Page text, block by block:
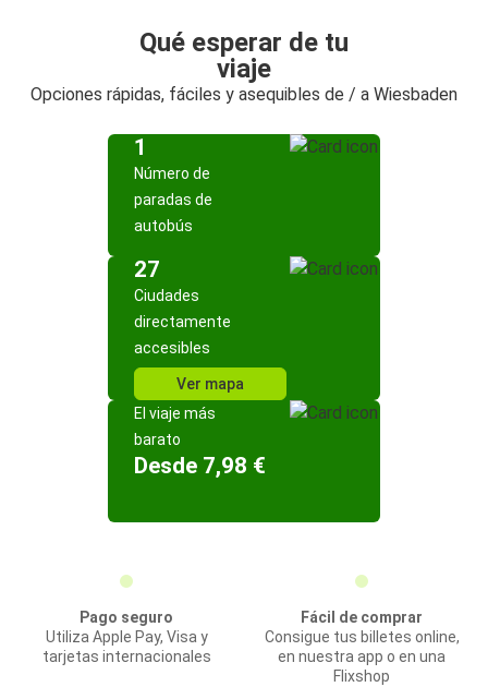
Qué esperar de tu
viaje
Opciones rápidas, fáciles y asequibles de / a Wiesbaden
1
Número de
paradas de
autobús
27
Ciudades
directamente
accesibles
Ver mapa
El viaje más
barato
Desde 7,98 €
Pago seguro
Utiliza Apple Pay, Visa y
tarjetas internacionales
Fácil de comprar
Consigue tus billetes online,
en nuestra app o en una
Flixshop